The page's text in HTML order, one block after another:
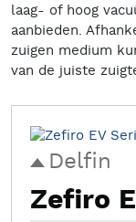
laag- of hoog
aanbieden.
zuigen medium
van de juiste
Delfin
Zefiro